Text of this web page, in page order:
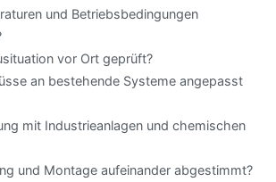
und Betriebsbedingungen
vor Ort geprüft?
an bestehende Systeme angepasst
mit Industrieanlagen und chemischen
und Montage aufeinander abgestimmt?